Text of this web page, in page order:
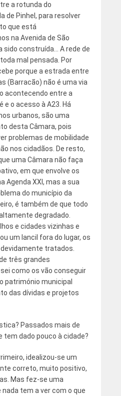
a rotunda do
de Pinhel, para resolver
que está
na Avenida de São
sido construída… A rede de
mal pensada. Por
porque a estrada entre
(Barracão) não é uma via
acontecendo entre a
e o acesso à A23. Há
urbanos, são uma
desta Câmara, pois
problemas de mobilidade
nos cidadãos. De resto,
uma Câmara não faça
em que envolve os
Agenda XXI, mas a sua
do município da
é também de que todo
degradado.
e cidades vizinhas e
um lancil fora do lugar, os
tratados.
três grandes
como os vão conseguir
património municipal
das dívidas e projetos
Passados mais de
tem dado pouco à cidade?
idealizou-se um
correto, muito positivo,
Mas fez-se uma
nada tem a ver com o que